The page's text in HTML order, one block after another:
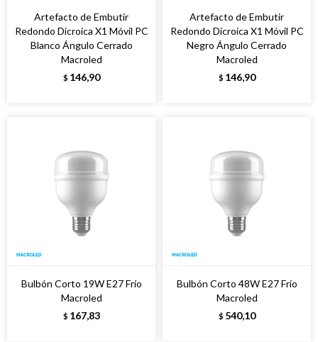
Artefacto de Embutir
Redondo Dicroica X1 Móvil PC
Blanco Ángulo Cerrado
Macroled
$ 146,90
Artefacto de Embutir
Redondo Dicroica X1 Móvil PC
Negro Ángulo Cerrado
Macroled
$ 146,90
Bulbón Corto 19W E27 Frío
Macroled
$ 167,83
Bulbón Corto 48W E27 Frío
Macroled
$ 540,10